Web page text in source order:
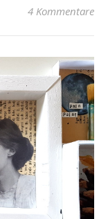
4 Kommentare